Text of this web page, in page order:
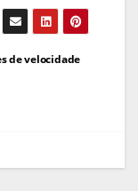
de velocidade